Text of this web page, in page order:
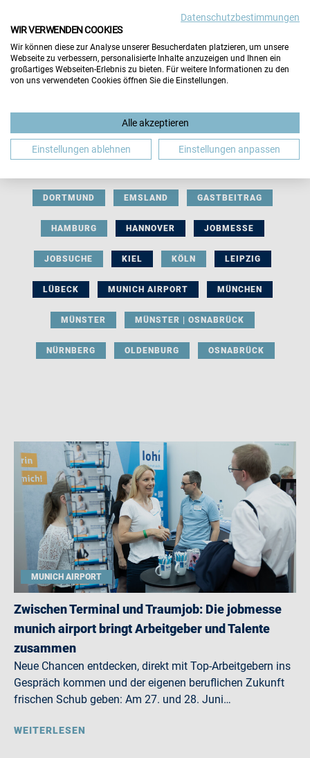
BERUFLICHE ORIENTIERUNG BEWERBUNG
DORTMUND EMSLAND GASTBEITRAG
HAMBURG HANNOVER JOBMESSE
JOBSUCHE KIEL KÖLN LEIPZIG
LÜBECK MUNICH AIRPORT MÜNCHEN
MÜNSTER MÜNSTER | OSNABRÜCK
NÜRNBERG OLDENBURG OSNABRÜCK
MUNICH AIRPORT
Zwischen Terminal und Traumjob: Die jobmesse
munich airport bringt Arbeitgeber und Talente
zusammen
Neue Chancen entdecken, direkt mit Top-Arbeitgebern ins
Gespräch kommen und der eigenen beruflichen Zukunft
frischen Schub geben: Am 27. und 28. Juni…
WEITERLESEN
Datenschutzbestimmungen
WIR VERWENDEN COOKIES
Wir können diese zur Analyse unserer Besucherdaten platzieren, um unsere
Webseite zu verbessern, personalisierte Inhalte anzuzeigen und Ihnen ein
großartiges Webseiten-Erlebnis zu bieten. Für weitere Informationen zu den
von uns verwendeten Cookies öffnen Sie die Einstellungen.
Alle akzeptieren
Einstellungen ablehnen Einstellungen anpassen